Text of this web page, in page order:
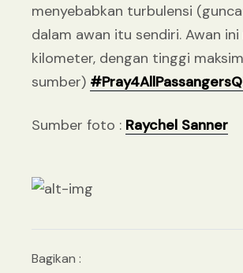
menyebabkan turbulensi
dalam awan itu sendiri. Awan
kilometer, dengan tinggi
sumber)
Sumber foto : Raychel Sanner
Bagikan :